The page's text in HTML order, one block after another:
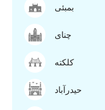
بمبئی
چنای
کلکته
حیدرآباد